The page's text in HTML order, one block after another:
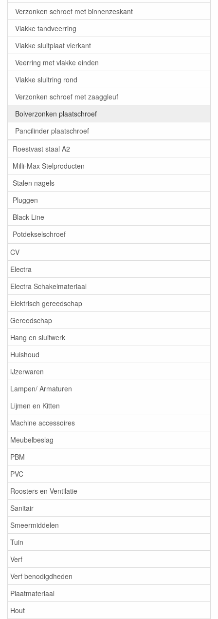
Verzonken schroef met binnenzeskant
Vlakke tandveerring
Vlakke sluitplaat vierkant
Veerring met vlakke einden
Vlakke sluitring rond
Verzonken schroef met zaaggleuf
Bolverzonken plaatschroef
Pancilinder plaatschroef
Roestvast staal A2
Milli-Max Stelproducten
Stalen nagels
Pluggen
Black Line
Potdekselschroef
CV
Electra
Electra Schakelmateriaal
Elektrisch gereedschap
Gereedschap
Hang en sluitwerk
Huishoud
IJzerwaren
Lampen/ Armaturen
Lijmen en Kitten
Machine accessoires
Meubelbeslag
PBM
PVC
Roosters en Ventilatie
Sanitair
Smeermiddelen
Tuin
Verf
Verf benodigdheden
Plaatmateriaal
Hout